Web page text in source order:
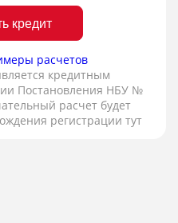
кредит
расчетов
кредитным
Постановления НБУ №
расчет будет
регистрации тут